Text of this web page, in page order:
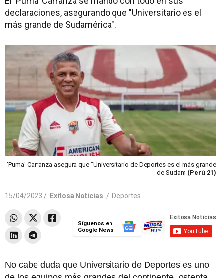
declaraciones, asegurando que "Universitario es el
más grande de Sudamérica".
'Puma' Carranza asegura que "Universitario de Deportes es el más grande
de Sudam (Perú 21)
15/04/2023 / Exitosa Noticias / Deportes
Síguenos en
Google News
No cabe duda que Universitario de Deportes es uno